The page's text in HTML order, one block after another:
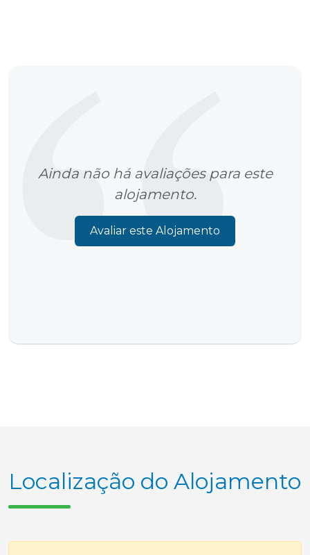
Ainda não há avaliações para este
alojamento.
Avaliar este Alojamento
Localização do Alojamento